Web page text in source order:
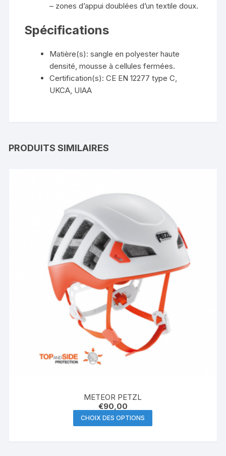
– zones d’appui doublées d’un textile doux.
Spécifications
Matière(s): sangle en polyester haute
densité, mousse à cellules fermées.
Certification(s): CE EN 12277 type C,
UKCA, UIAA
PRODUITS SIMILAIRES
METEOR PETZL
€90,00
CHOIX DES OPTIONS
produit